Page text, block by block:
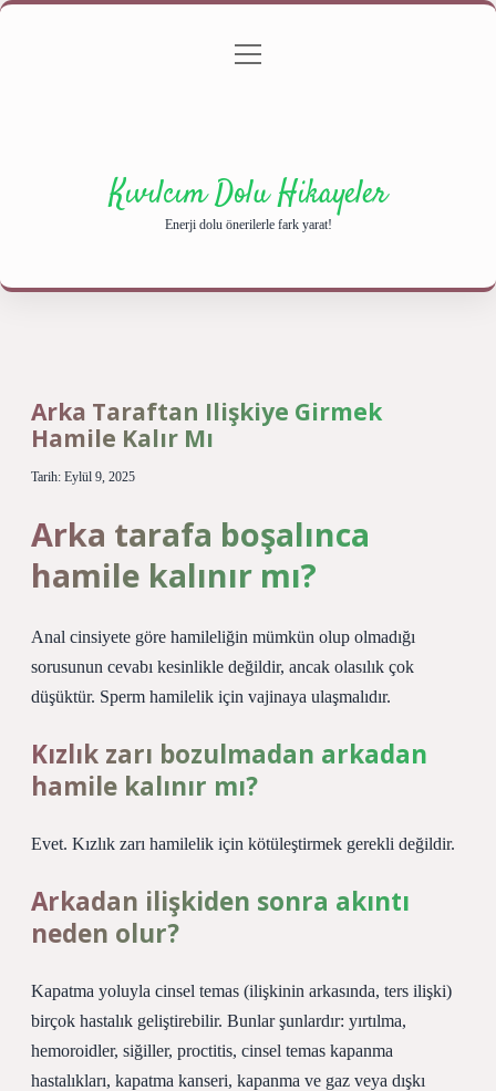
Gizlilik Politikası
menüyü
Kıvılcım Dolu Hikayeler
Enerji dolu önerilerle fark yarat!
Arka Taraftan Ilişkiye Girmek
Hamile Kalır Mı
Tarih: Eylül 9, 2025
Arka tarafa boşalınca
hamile kalınır mı?
Anal cinsiyete göre hamileliğin mümkün olup olmadığı
sorusunun cevabı kesinlikle değildir, ancak olasılık çok
düşüktür. Sperm hamilelik için vajinaya ulaşmalıdır.
Kızlık zarı bozulmadan arkadan
hamile kalınır mı?
Evet. Kızlık zarı hamilelik için kötüleştirmek gerekli değildir.
Arkadan ilişkiden sonra akıntı
neden olur?
Kapatma yoluyla cinsel temas (ilişkinin arkasında, ters ilişki)
birçok hastalık geliştirebilir. Bunlar şunlardır: yırtılma,
hemoroidler, siğiller, proctitis, cinsel temas kapanma
hastalıkları, kapatma kanseri, kapanma ve gaz veya dışkı